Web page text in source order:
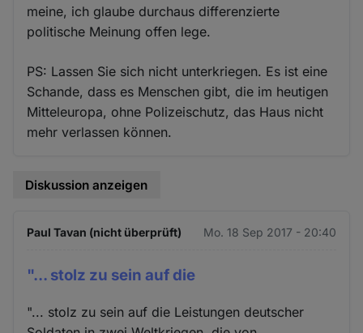
meine, ich glaube durchaus differenzierte
politische Meinung offen lege.
PS: Lassen Sie sich nicht unterkriegen. Es ist eine
Schande, dass es Menschen gibt, die im heutigen
Mitteleuropa, ohne Polizeischutz, das Haus nicht
mehr verlassen können.
Diskussion anzeigen
Paul Tavan (nicht überprüft) Mo. 18 Sep 2017 - 20:40
"... stolz zu sein auf die
"... stolz zu sein auf die Leistungen deutscher